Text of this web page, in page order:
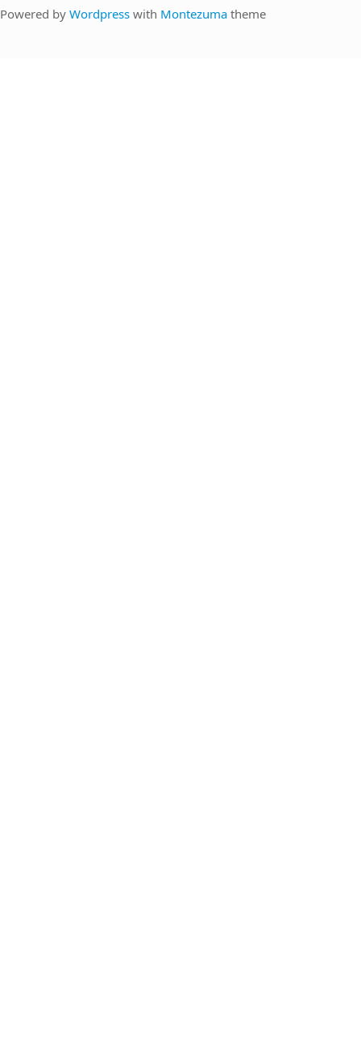
Powered by Wordpress with Montezuma theme